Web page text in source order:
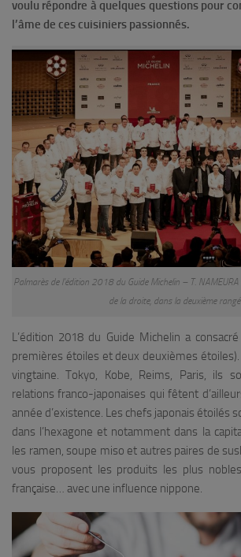
voulu répondre à quelques questions pour
l’âme de ces cuisiniers passionnés.
Palmarès de l’édition 2018 du Guide Michelin – T.
de la droite, dans la deuxième
L’édition 2018 du Guide Michelin a
premières étoiles et deux deuxièmes
vingtaine. Tokyo, Kobe, Reims, Paris, ils
relations franco-japonaises qui fêtent
année d’existence. Les chefs japonais étoilés
dans l’hexagone et notamment dans la
les ramen, soupe miso et autres paires de
vous proposent les produits les plus
française… avec une influence nippone.